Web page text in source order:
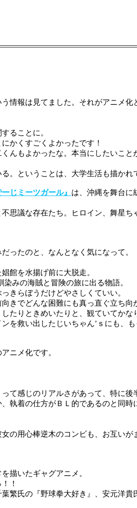
報は見てました。それがアニメ化
ることに。
かくすごくよかったです！
もよかったな。本当にしたいこ
ということは、大学生活も描かれ
ーじミーツガール』 は、沖縄を舞台に
議な存在たち。ヒロイン、舞星
ったのと、なんとなく気になって。
館を水揚げ前に大脱走。
みの海賊と冒険の旅に出る物語。
らぼうだけどやさしくていい。
でどんな困難にも真っ直ぐ立ち向
りときめいたりと、観ていてかな
救い出したじいちゃん’ｓにも、
ニメ化です。
感じのリアルさがあって、特に後
着の仕方がＢＬ的であるのと同
用心棒逆木のコンビも、お互いが
描いたギャグアニメ。
！
繁氏の『野球拳大好き』、安元洋